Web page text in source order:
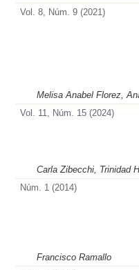
Vol. 8, Núm. 9 (2021)
Melisa Anabel Florez,
Vol. 11, Núm. 15 (2024)
Carla Zibecchi, Trinidad
Núm. 1 (2014)
Francisco Ramallo